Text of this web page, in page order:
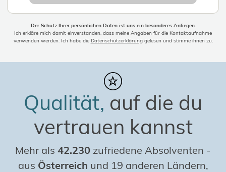
Der Schutz Ihrer persönlichen Daten ist uns ein besonderes Anliegen.
Ich erkläre mich damit einverstanden, dass meine Angaben für die Kontaktaufnahme
verwenden werden. Ich habe die Datenschutzerklärunggelesen und stimme ihnen zu.
Qualität, auf die du
vertrauen kannst
Mehr als 42.230 zufriedene Absolventen -
aus Österreich und 19 anderen Ländern,